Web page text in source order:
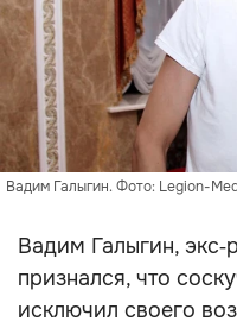
Вадим Галыгин. Фото: Legion-
Вадим Галыгин,
признался, что
исключил своего